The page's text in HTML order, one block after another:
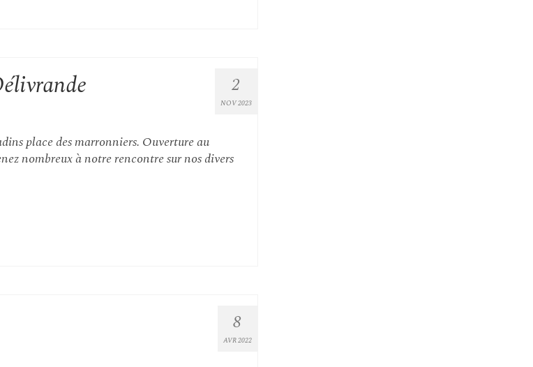
2
NOV 2023
place des marronniers. Ouverture au
nombreux à notre rencontre sur nos divers
8
AVR 2022